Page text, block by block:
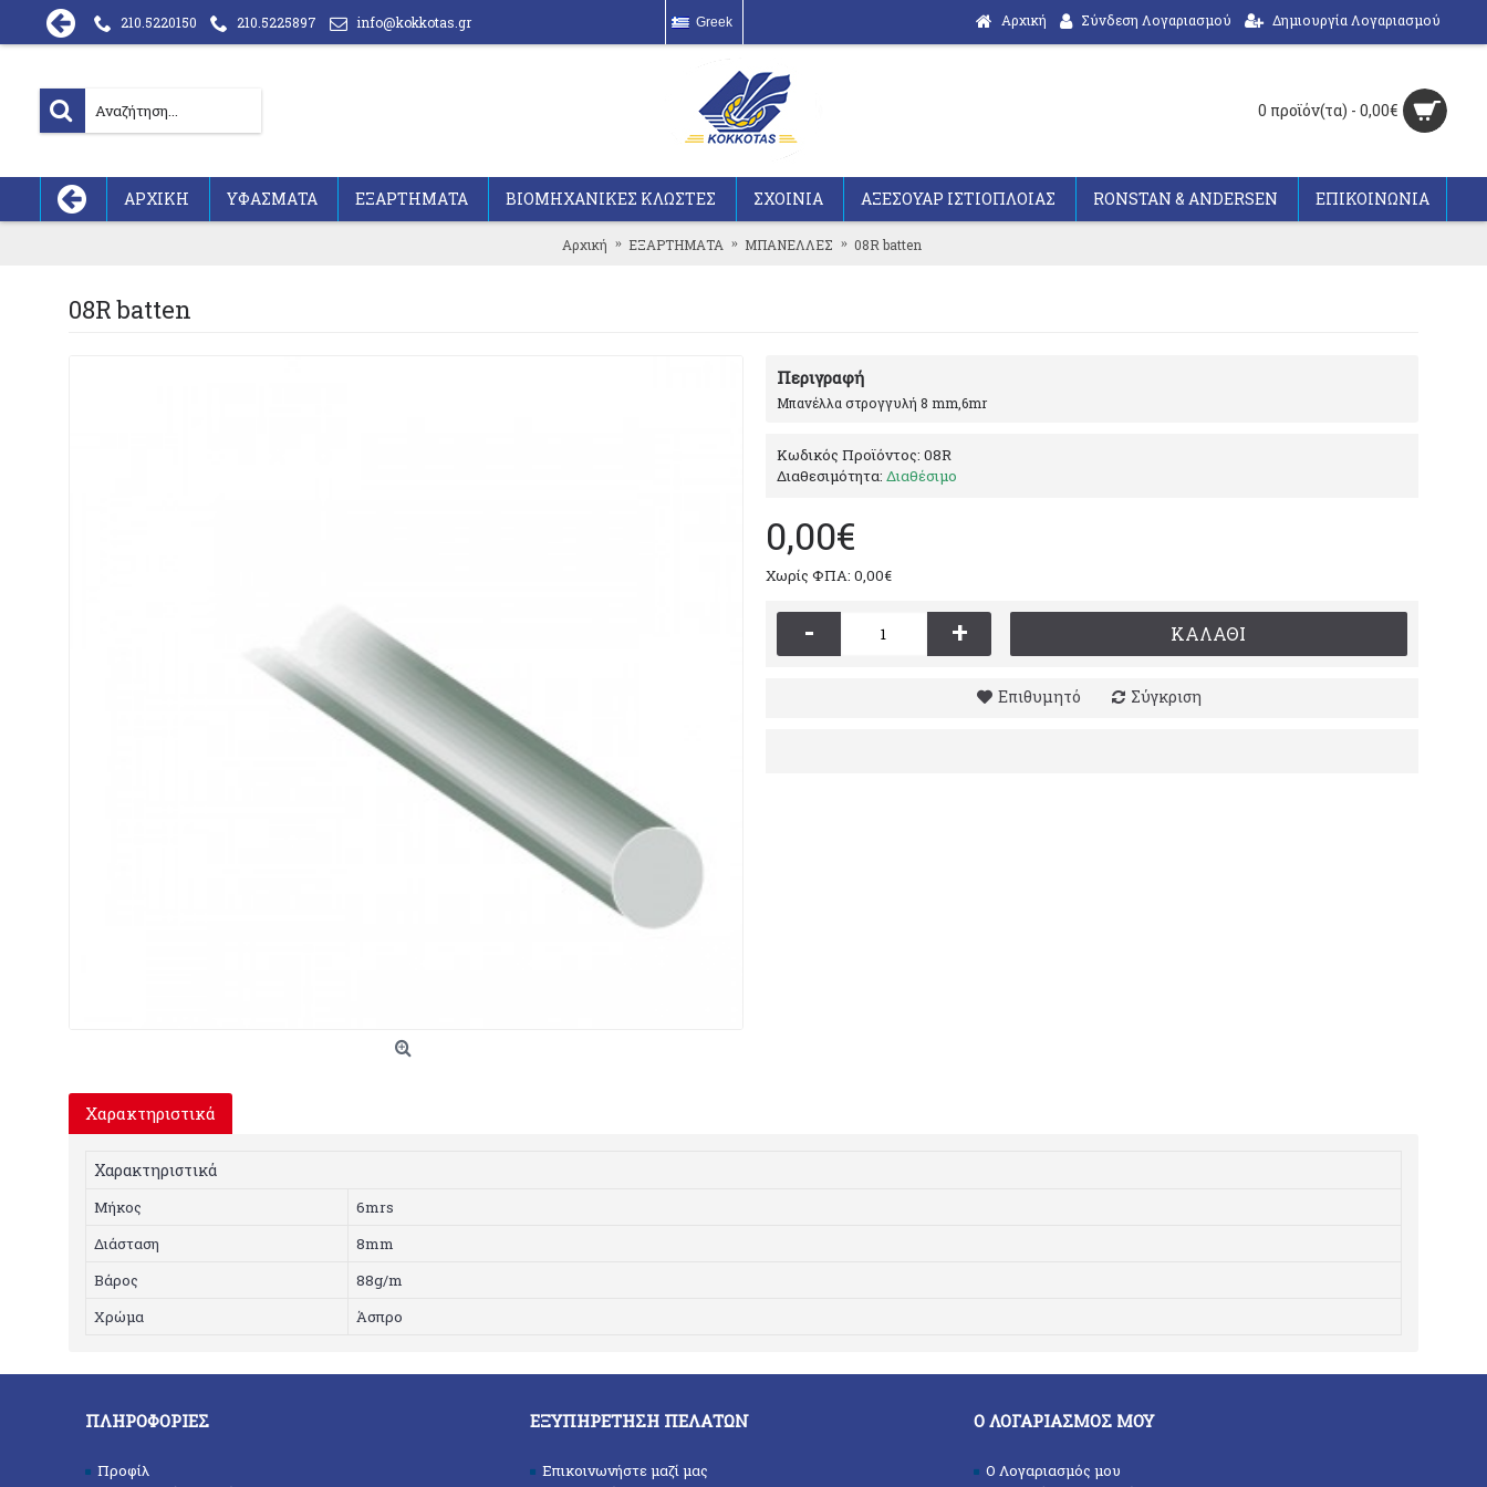
210.5220150 210.5225897 info@kokkotas.gr Greek Αρχική Σύνδεση Λογαριασμού Δημιουργία Λογαριασμού
0 προϊόν(τα) - 0,00€
ΑΡΧΙΚΗ ΥΦΑΣΜΑΤΑ ΕΞΑΡΤΗΜΑΤΑ ΒΙΟΜΗΧΑΝΙΚΕΣ ΚΛΩΣΤΕΣ ΣΧΟΙΝΙΑ ΑΞΕΣΟΥΑΡ ΙΣΤΙΟΠΛΟΙΑΣ RONSTAN & ANDERSEN ΕΠΙΚΟΙΝΩΝΙΑ
Αρχική ΕΞΑΡΤΗΜΑΤΑ ΜΠΑΝΕΛΛΕΣ 08R batten
08R batten
Περιγραφή
Mπανέλλα στρογγυλή 8 mm,6mr
Κωδικός Προϊόντος: 08R
Διαθεσιμότητα: Διαθέσιμο
0,00€
Χωρίς ΦΠΑ: 0,00€
- + ΚΑΛΆΘΙ
Επιθυμητό Σύγκριση
Χαρακτηριστικά
Χαρακτηριστικά
Mήκος
6mrs
Διάσταση
8mm
Bάρος
88g/m
Xρώμα
Άσπρο
ΠΛΗΡΟΦΟΡΊΕΣ
Προφίλ
ΕΞΥΠΗΡΈΤΗΣΗ ΠΕΛΑΤΏΝ
Επικοινωνήστε μαζί μας
Ο ΛΟΓΑΡΙΑΣΜΌΣ ΜΟΥ
O Λογαριασμός μου